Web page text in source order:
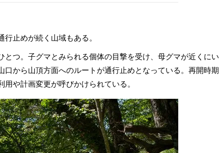
止めが続く山域もある。
つ。子グマとみられる個体の目撃を受け、母グマが近くにい
口から山頂方面へのルートが通行止めとなっている。再開時期
や計画変更が呼びかけられている。